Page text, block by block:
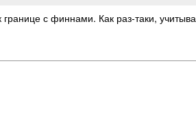
с финнами. Как раз-таки,